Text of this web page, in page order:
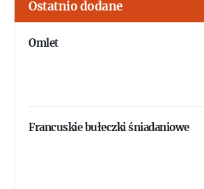
Ostatnio dodane
Omlet
Francuskie bułeczki śniadaniowe